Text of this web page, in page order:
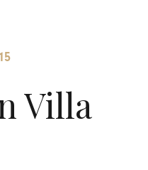
Villa